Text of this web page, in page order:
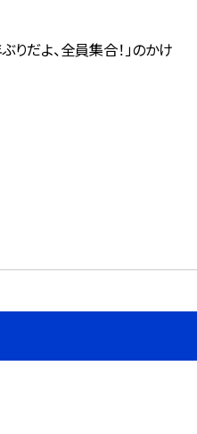
だよ、全員集合！」のかけ